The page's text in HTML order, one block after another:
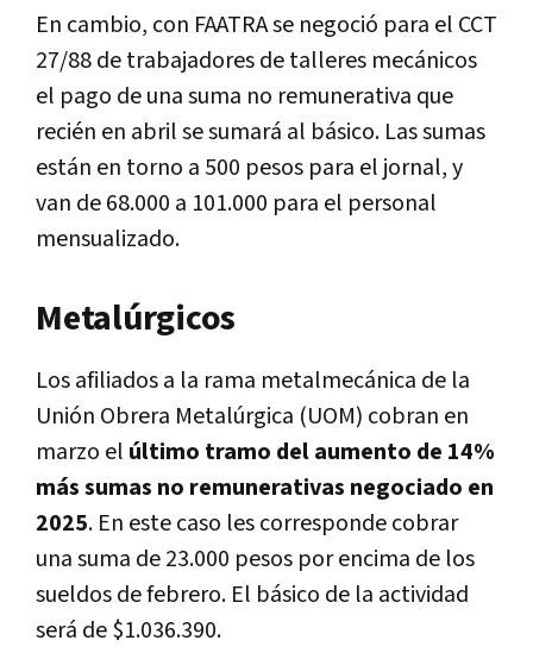
En cambio, con FAATRA se negoció para el CCT
27/88 de trabajadores de talleres mecánicos
el pago de una suma no remunerativa que
recién en abril se sumará al básico. Las sumas
están en torno a 500 pesos para el jornal, y
van de 68.000 a 101.000 para el personal
mensualizado.
Metalúrgicos
Los afiliados a la rama metalmecánica de la
Unión Obrera Metalúrgica (UOM) cobran en
marzo el último tramo del aumento de 14%
más sumas no remunerativas negociado en
2025. En este caso les corresponde cobrar
una suma de 23.000 pesos por encima de los
sueldos de febrero. El básico de la actividad
será de $1.036.390.